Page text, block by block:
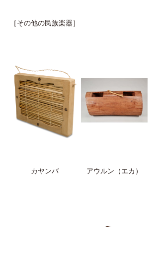
［その他の民族楽器］
カヤンバ アウルン（エカ）